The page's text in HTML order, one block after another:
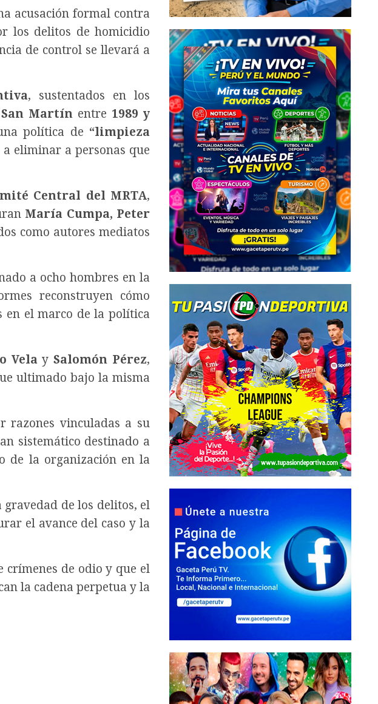
acusación formal contra
los delitos de homicidio
de control se llevará a
, sustentados en los
San Martín entre 1989 y
política de “limpieza
eliminar a personas que
Central del MRTA,
María Cumpa, Peter
como autores mediatos
a ocho hombres en la
reconstruyen cómo
en el marco de la política
VelaySalomón Pérez,
ultimado bajo la misma
razones vinculadas a su
sistemático destinado a
de la organización en la
de los delitos, el
el avance del caso y la
crímenes de odio y que el
la cadena perpetua y la